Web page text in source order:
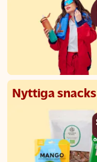
Nyttiga snacks